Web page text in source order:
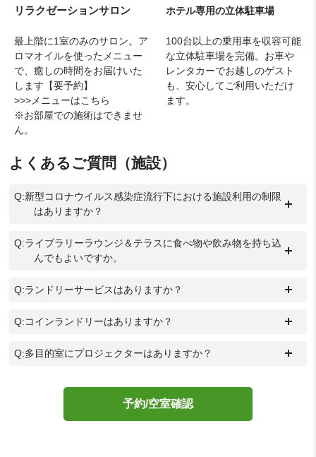
リラクゼーションサロン
最上階に1室のみのサロン。ア
ロマオイルを使ったメニュー
で、癒しの時間をお届けいた
します【要予約】
>>>メニューはこちら
※お部屋での施術はできませ
ん。
ホテル専用の立体駐車場
100台以上の乗用車を収容可能
な立体駐車場を完備。お車や
レンタカーでお越しのゲスト
も、安心してご利用いただけ
ます。
よくあるご質問（施設）
Q:新型コロナウイルス感染症流行下における施設利用の制限
はありますか？
Q:ライブラリーラウンジ＆テラスに食べ物や飲み物を持ち込
んでもよいですか。
Q:ランドリーサービスはありますか？
Q:コインランドリーはありますか？
Q:多目的室にプロジェクターはありますか？
予約/空室確認